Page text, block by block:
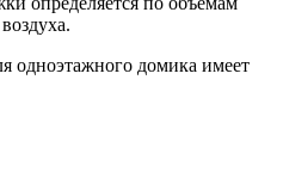
одноэтажного домика имеет